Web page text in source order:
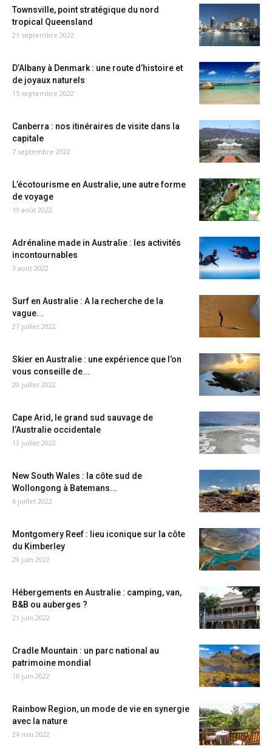
Townsville, point stratégique du nord
tropical Queensland
21 septembre 2022
D’Albany à Denmark : une route d’histoire et
de joyaux naturels
15 septembre 2022
Canberra : nos itinéraires de visite dans la
capitale
7 septembre 2022
L’écotourisme en Australie, une autre forme
de voyage
10 août 2022
Adrénaline made in Australie : les activités
incontournables
3 août 2022
Surf en Australie : A la recherche de la
vague...
27 juillet 2022
Skier en Australie : une expérience que l’on
vous conseille de...
20 juillet 2022
Cape Arid, le grand sud sauvage de
l’Australie occidentale
13 juillet 2022
New South Wales : la côte sud de
Wollongong à Batemans...
6 juillet 2022
Montgomery Reef : lieu iconique sur la côte
du Kimberley
29 juin 2022
Hébergements en Australie : camping, van,
B&B ou auberges ?
21 juin 2022
Cradle Mountain : un parc national au
patrimoine mondial
16 juin 2022
Rainbow Region, un mode de vie en synergie
avec la nature
24 mai 2022